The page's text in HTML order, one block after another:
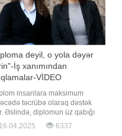
deyil, o yola dəyər
İş xanımından
VİDEO
insanlara maksimum
təcrübə olaraq dəstək
Əslində, diplomun üz qabığı
onu almaq üçün keçdiyimiz yol
üçün daha önəmlidir. Hazırda
16.04.2025 6337